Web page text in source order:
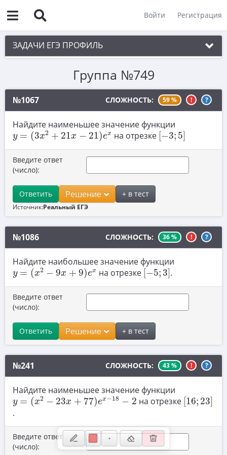
Войти Регистрация
ЗАДАЧИ ЕГЭ ПРОФИЛЬ
1. Планиметрия
2. Векторы
3. Стереометрия
4. Классическое определение вероятности
5. Теория вероятностей
6. Уравнения
7. Нахождение значений выражений
8. Производная
10. Текстовые задачи
11. Графики функций
12. Исследование функций
13. Сложные уравнения
14. Стереометрия
15. Неравенства
17. Планиметрия
18. Параметры
19. Числа и их свойства
Группа №749
№1067 СЛОЖНОСТЬ: 59 % ! ?
Найдите наименьшее значение функции
y = (3x2 + 21x − 21)ex
y=(3x2+21x−21)ex на отрезке −3; 5
[−3;5]
Введите ответ
(число):
Ответить Решение + в тест
Источник:Реальный ЕГЭ
№1086 СЛОЖНОСТЬ: 36 % ! ?
Найдите наибольшее значение функции
y = (x2 − 9x + 9)ex
y=(x2−9 x+9)ex на отрезке −5;3
[−5;3].
Введите ответ
(число):
Ответить Решение + в тест
№241 СЛОЖНОСТЬ: 43 % ! ?
Найдите наименьшее значение функции
y = (x2 − 23x + 77)ex−18 − 2
y=(x2−23x+77)ex−18−2 на отрезке 16; 23
[16;23]
.
Введите ответ
(число):